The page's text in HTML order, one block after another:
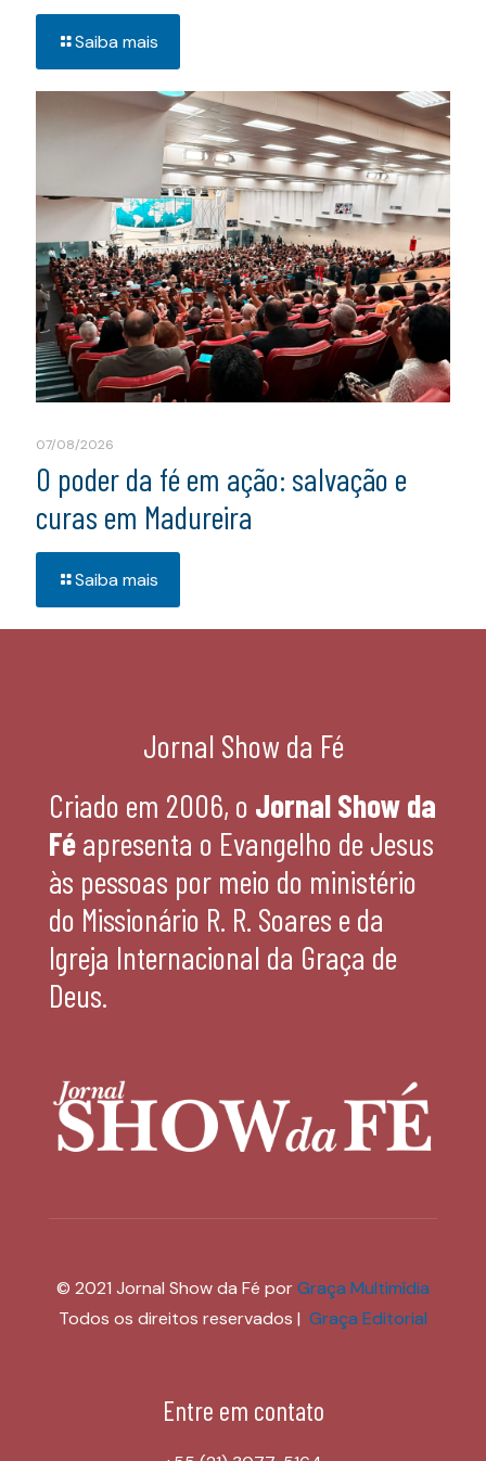
Saiba mais
07/08/2026
O poder da fé em ação: salvação e
curas em Madureira
Saiba mais
Jornal Show da Fé
Criado em 2006, o Jornal Show da
Féapresenta o Evangelho de Jesus
às pessoas por meio do ministério
do Missionário R. R. Soares e da
Igreja Internacional da Graça de
Deus.
© 2021 Jornal Show da Fé porGraça Multimídia
Todos os direitos reservados | Graça Editorial
Entre em contato